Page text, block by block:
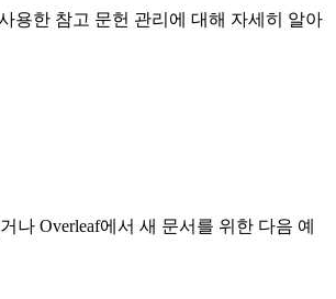
용한 참고 문헌 관리에 대해 자세히 알아
나 Overleaf에서 새 문서를 위한 다음 예